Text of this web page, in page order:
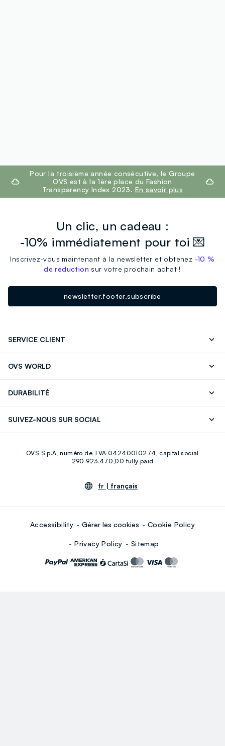
footer.ariatitlePour la troisième année consécutive, le Groupe
OVS est à la 1ère place du Fashion
Transparency Index 2023. En savoir plus
Un clic, un cadeau :
-10% immédiatement pour toi 💌
Inscrivez-vous maintenant à la newsletter et obtenez -10 %
de réduction sur votre prochain achat !
newsletter.footer.subscribe
SERVICE CLIENT
OVS WORLD
DURABILITÉ
SUIVEZ-NOUS SUR SOCIAL
Youtube Linkedin
OVS S.p.A, numéro de TVA 04240010274, capital social
290.923.470,00 fully paid
fr | français
Accessibility Gérer les cookies Cookie Policy
Privacy Policy Sitemap